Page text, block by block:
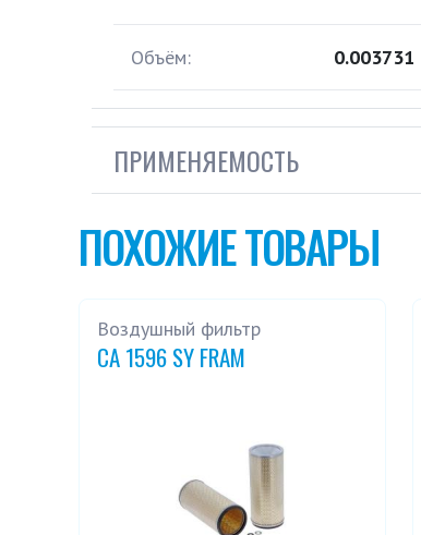
Объём: 0.003731
ПРИМЕНЯЕМОСТЬ
ПОХОЖИЕ ТОВАРЫ
Воздушный фильтр
CA 1596 SY FRAM